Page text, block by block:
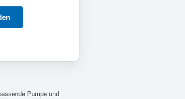
Pumpe und